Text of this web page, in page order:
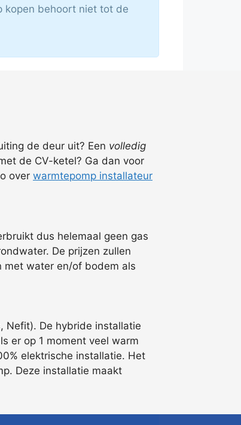
kopen behoort niet tot de
de deur uit? Een volledig
de CV-ketel? Ga dan voor
over warmtepomp installateur
dus helemaal geen gas
De prijzen zullen
met water en/of bodem als
Nefit). De hybride installatie
er op 1 moment veel warm
elektrische installatie. Het
Deze installatie maakt